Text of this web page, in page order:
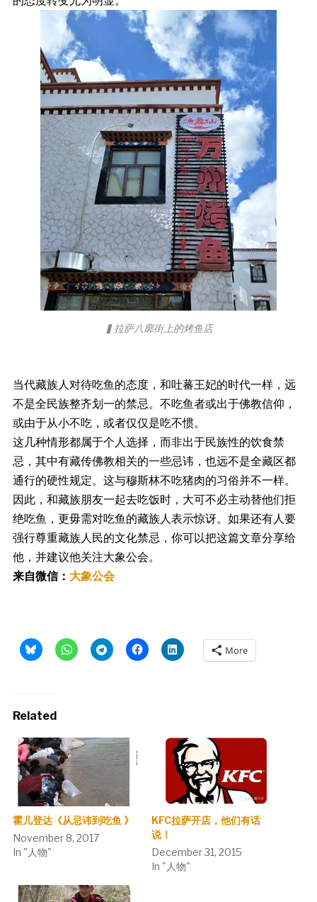
▍拉萨八廓街上的烤鱼店
当代藏族人对待吃鱼的态度，和吐蕃王妃的时代一样，远
不是全民族整齐划一的禁忌。不吃鱼者或出于佛教信仰，
或由于从小不吃，或者仅仅是吃不惯。
这几种情形都属于个人选择，而非出于民族性的饮食禁
忌，其中有藏传佛教相关的一些忌讳，也远不是全藏区都
通行的硬性规定。这与穆斯林不吃猪肉的习俗并不一样。
因此，和藏族朋友一起去吃饭时，大可不必主动替他们拒
绝吃鱼，更毋需对吃鱼的藏族人表示惊讶。如果还有人要
强行尊重藏族人民的文化禁忌，你可以把这篇文章分享给
他，并建议他关注大象公会。
来自微信： 大象公会
More
Related
霍儿登达《从忌讳到吃鱼 》
November 8, 2017
In "人物"
KFC拉萨开店，他们有话
说！
December 31, 2015
In "人物"